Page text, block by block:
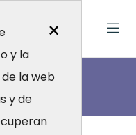
×
y la
la web
y de